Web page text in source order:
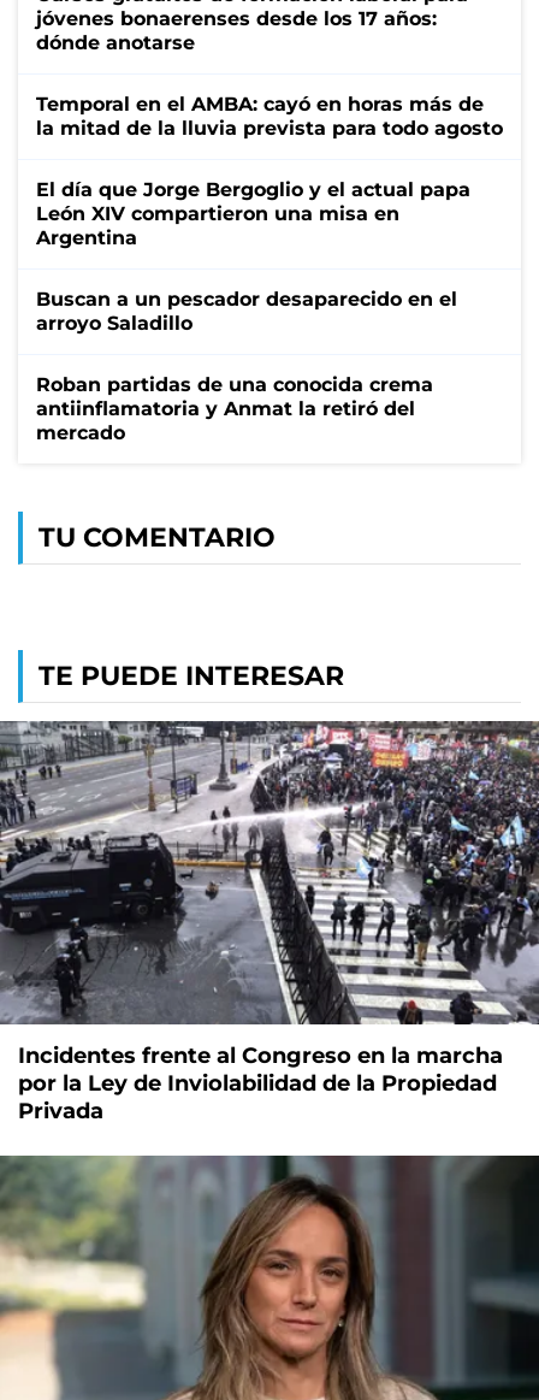
jóvenes bonaerenses desde los 17 años:
dónde anotarse
Temporal en el AMBA: cayó en horas más de
la mitad de la lluvia prevista para todo agosto
El día que Jorge Bergoglio y el actual papa
León XIV compartieron una misa en
Argentina
Buscan a un pescador desaparecido en el
arroyo Saladillo
Roban partidas de una conocida crema
antiinflamatoria y Anmat la retiró del
mercado
TU COMENTARIO
TE PUEDE INTERESAR
Incidentes frente al Congreso en la marcha
por la Ley de Inviolabilidad de la Propiedad
Privada